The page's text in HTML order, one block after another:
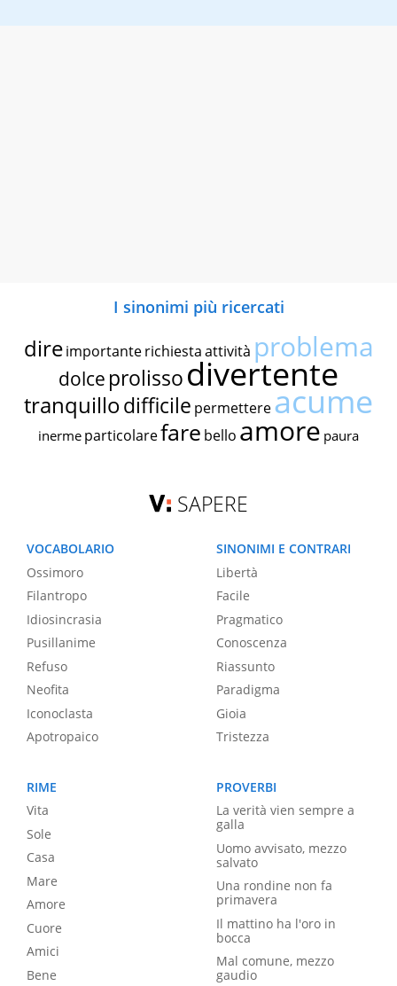
I sinonimi più ricercati
dire importante richiestaattività problema
dolce prolissodivertente
tranquillodifficile permettereacume
inerme particolarefare bello amore paura
SAPERE
VOCABOLARIO
Ossimoro
Filantropo
Idiosincrasia
Pusillanime
Refuso
Neofita
Iconoclasta
Apotropaico
SINONIMI E CONTRARI
Libertà
Facile
Pragmatico
Conoscenza
Riassunto
Paradigma
Gioia
Tristezza
RIME
Vita
Sole
Casa
Mare
Amore
Cuore
Amici
Bene
PROVERBI
La verità vien sempre a
galla
Uomo avvisato, mezzo
salvato
Una rondine non fa
primavera
Il mattino ha l'oro in
bocca
Mal comune, mezzo
gaudio